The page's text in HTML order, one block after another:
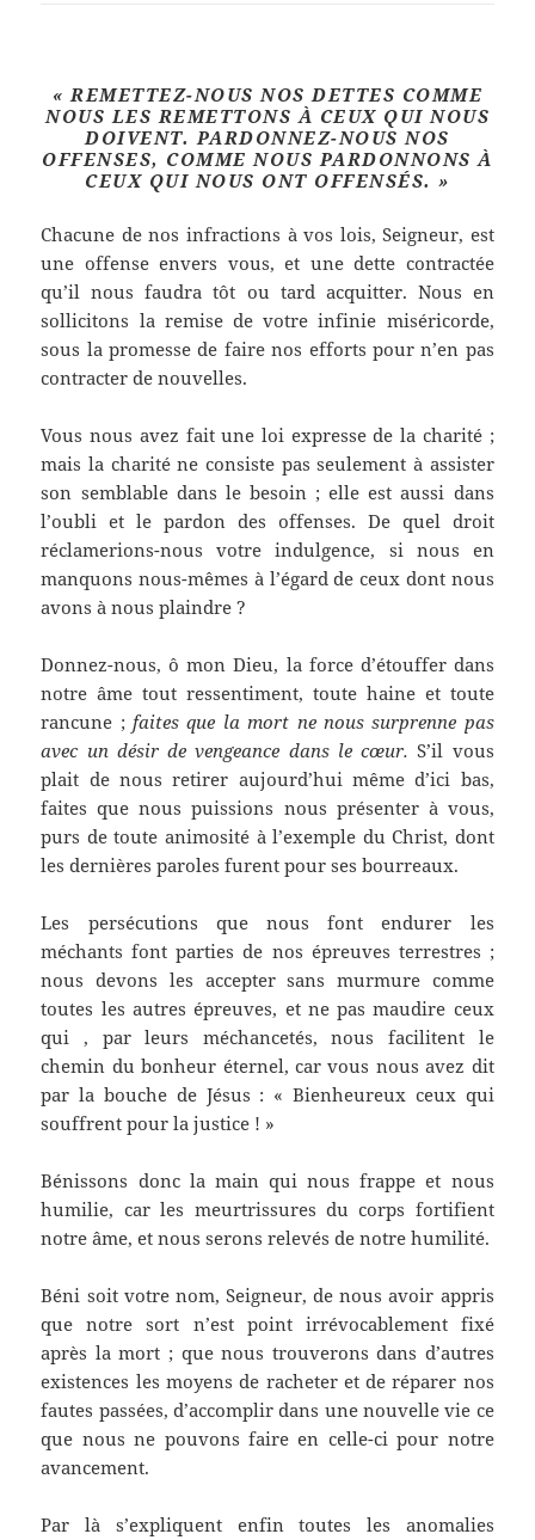
« REMETTEZ-NOUS NOS DETTES COMME
NOUS LES REMETTONS À CEUX QUI NOUS
DOIVENT. PARDONNEZ-NOUS NOS
OFFENSES, COMME NOUS PARDONNONS À
CEUX QUI NOUS ONT OFFENSÉS. »
Chacune de nos infractions à vos lois, Seigneur, est
une offense envers vous, et une dette contractée
qu’il nous faudra tôt ou tard acquitter. Nous en
sollicitons la remise de votre infinie miséricorde,
sous la promesse de faire nos efforts pour n’en pas
contracter de nouvelles.
Vous nous avez fait une loi expresse de la charité ;
mais la charité ne consiste pas seulement à assister
son semblable dans le besoin ; elle est aussi dans
l’oubli et le pardon des offenses. De quel droit
réclamerions-nous votre indulgence, si nous en
manquons nous-mêmes à l’égard de ceux dont nous
avons à nous plaindre ?
Donnez-nous, ô mon Dieu, la force d’étouffer dans
notre âme tout ressentiment, toute haine et toute
rancune ;faites que la mort ne nous surprenne pas
avec un désir de vengeance dans le cœur.S’il vous
plait de nous retirer aujourd’hui même d’ici bas,
faites que nous puissions nous présenter à vous,
purs de toute animosité à l’exemple du Christ, dont
les dernières paroles furent pour ses bourreaux.
Les persécutions que nous font endurer les
méchants font parties de nos épreuves terrestres ;
nous devons les accepter sans murmure comme
toutes les autres épreuves, et ne pas maudire ceux
qui , par leurs méchancetés, nous facilitent le
chemin du bonheur éternel, car vous nous avez dit
par la bouche de Jésus : « Bienheureux ceux qui
souffrent pour la justice ! »
Bénissons donc la main qui nous frappe et nous
humilie, car les meurtrissures du corps fortifient
notre âme, et nous serons relevés de notre humilité.
Béni soit votre nom, Seigneur, de nous avoir appris
que notre sort n’est point irrévocablement fixé
après la mort ; que nous trouverons dans d’autres
existences les moyens de racheter et de réparer nos
fautes passées, d’accomplir dans une nouvelle vie ce
que nous ne pouvons faire en celle-ci pour notre
avancement.
Par là s’expliquent enfin toutes les anomalies